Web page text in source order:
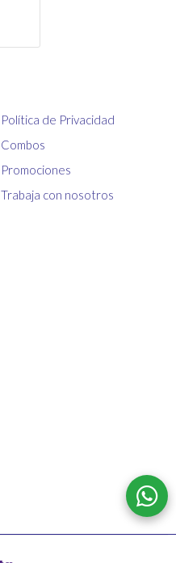
Política de Privacidad
Combos
Promociones
Trabaja con nosotros